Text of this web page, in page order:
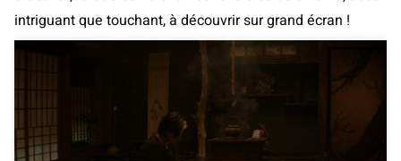
intriguant que touchant, à découvrir sur grand écran !